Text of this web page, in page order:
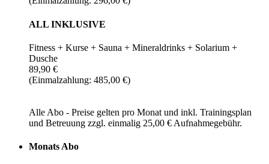
ALL INKLUSIVE
Fitness + Kurse + Sauna + Mineraldrinks + Solarium +
Dusche
89,90 €
(Einmalzahlung: 485,00 €)
Alle Abo - Preise gelten pro Monat und inkl. Trainingsplan
und Betreuung zzgl. einmalig 25,00 € Aufnahmegebühr.
Monats Abo